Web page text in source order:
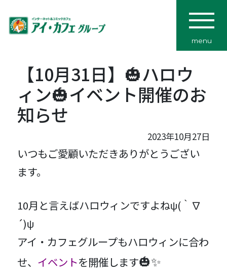
menu
【10月31日】🎃ハロウ
ィン🎃イベント開催のお
知らせ
2023年10月27日
いつもご愛顧いただきありがとうござい
ます。
10月と言えばハロウィンですよねψ(｀∇
´)ψ
アイ・カフェグループもハロウィンに合わ
せ、 イベントを開催します🎃✨